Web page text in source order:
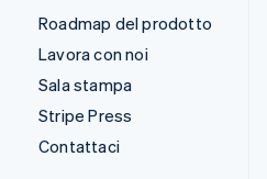
Roadmap del prodotto
Lavora con noi
Sala stampa
Stripe Press
Contattaci